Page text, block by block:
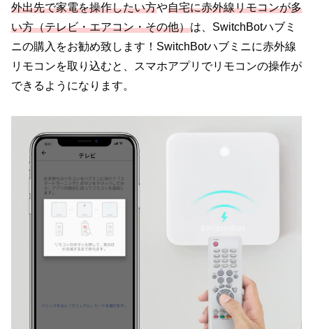
外出先で家電を操作したい方や自宅に赤外線リモコンが多
い方（テレビ・エアコン・その他）は、SwitchBotハブミ
ニの購入をお勧め致します！SwitchBotハブミニに赤外線
リモコンを取り込むと、スマホアプリでリモコンの操作が
できるようになります。